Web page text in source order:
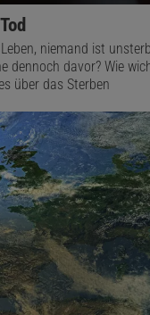
niemand ist
dennoch davor? Wie
über das Sterben